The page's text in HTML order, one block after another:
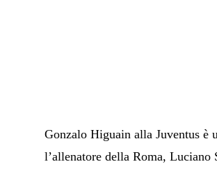
Gonzalo Higuain alla Juventus è
l’allenatore della Roma, Luciano